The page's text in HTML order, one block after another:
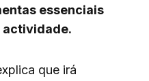
essenciais
actividade.
que irá